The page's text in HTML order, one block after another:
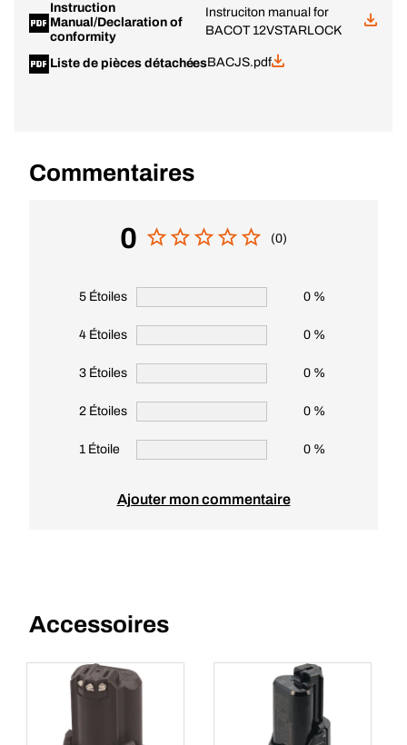
Instruction
Manual/Declaration of
conformity
Instruciton manual for
BACOT 12VSTARLOCK
Liste de pièces détachéesBACJS.pdf
Commentaires
0 (0)
5 Étoiles 0 %
4 Étoiles 0 %
3 Étoiles 0 %
2 Étoiles 0 %
1 Étoile 0 %
Ajouter mon commentaire
Accessoires